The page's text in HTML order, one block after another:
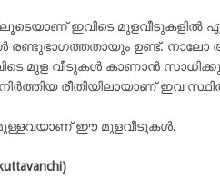
ഇവിടെ മുളവീടുകളിൽ
രണ്ടുഭാഗത്തതായും ഉണ്ട്.
മുള വീടുകൾ കാണാൻ
രീതിയിലായാണ് ഇവ
ഈ മുളവീടുകൾ.